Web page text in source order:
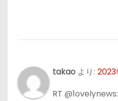
takao より: 2023
RT